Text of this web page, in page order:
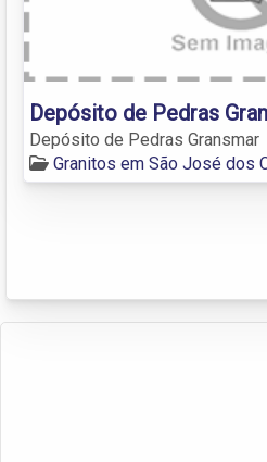
Depósito de Pedras
Depósito de Pedras Gransmar
Granitos em São José dos